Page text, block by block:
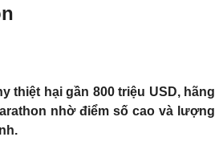
thiệt hại gần 800 triệu USD, hãng
nhờ điểm số cao và lượng